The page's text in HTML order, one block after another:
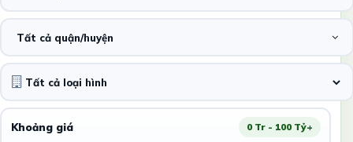
Tất cả quận/huyện
Khoảng giá 0 Tr - 100 Tỷ+